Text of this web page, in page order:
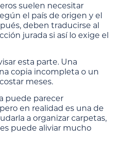
suelen necesitar
el país de origen y el
deben traducirse al
jurada si así lo exige el
esta parte. Una
copia incompleta o un
meses.
puede parecer
en realidad es una de
a organizar carpetas,
puede aliviar mucho